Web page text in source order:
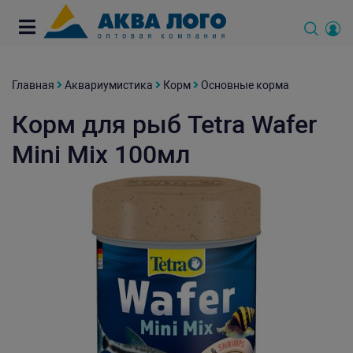
Главная Аквариумистика Корм Основные корма
Корм для рыб Tetra Wafer
Mini Mix 100мл